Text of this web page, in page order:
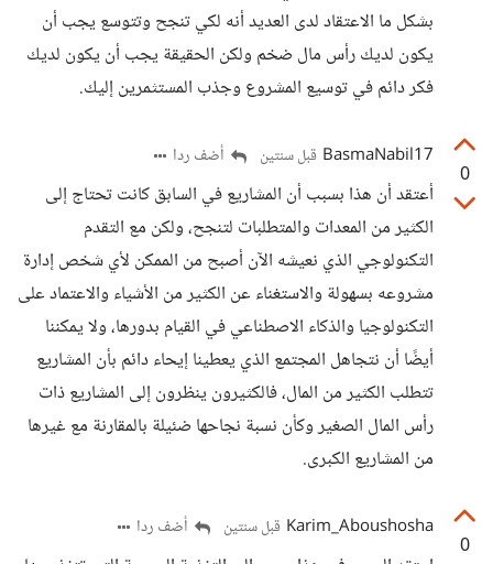
بشكل ما الاعتقاد لدى العديد أنه لكي تنجح وتتوسع يجب أن
يكون لديك رأس مال ضخم ولكن الحقيقة يجب أن يكون لديك
فكر دائم في توسيع المشروع وجذب المستثمرين إليك.
0
BasmaNabil17 قبل سنتين أضف ردا
أعتقد أن هذا بسبب أن المشاريع في السابق كانت تحتاج إلى
الكثير من المعدات والمتطلبات لتنجح، ولكن مع التقدم
التكنولوجي الذي نعيشه الآن أصبح من الممكن لأي شخص إدارة
مشروعه بسهولة والاستغناء عن الكثير من الأشياء والاعتماد على
التكنولوجيا والذكاء الاصطناعي في القيام بدورها، ولا يمكننا
أيضًا أن نتجاهل المجتمع الذي يعطينا إيحاء دائم بأن المشاريع
تتطلب الكثير من المال، فالكثيرون ينظرون إلى المشاريع ذات
رأس المال الصغير وكأن نسبة نجاحها ضئيلة بالمقارنة مع غيرها
من المشاريع الكبرى.
0
Karim_Aboushosha قبل سنتين أضف ردا